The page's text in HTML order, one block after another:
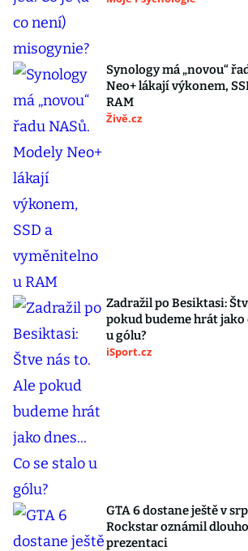
Synology má „novou“
Neo+ lákají výkonem,
RAM
Živě.cz
Zadražil po Besiktasi:
pokud budeme hrát jako
u gólu?
iSport.cz
GTA 6 dostane ještě v
Rockstar oznámil
prezentaci